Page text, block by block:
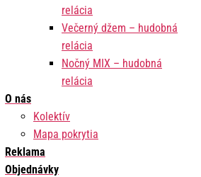
relácia
Večerný džem – hudobná
relácia
Nočný MIX – hudobná
relácia
O nás
Kolektív
Mapa pokrytia
Reklama
Objednávky